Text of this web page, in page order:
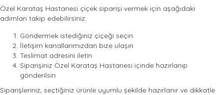
Özel Karataş Hastanesi çiçek siparişi vermek için aşağıdaki
adımları takip edebilirsiniz:
Göndermek istediğiniz çiçeği seçin
İletişim kanallarımızdan bize ulaşın
Teslimat adresini iletin
Siparişiniz Özel Karataş Hastanesi içinde hazırlanıp
gönderilsin
Siparişleriniz, seçtiğiniz ürünle uyumlu şekilde hazırlanır ve dikkatle